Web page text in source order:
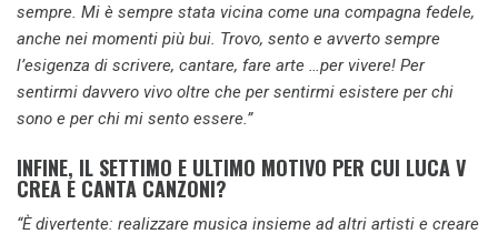
sempre. Mi è sempre stata vicina come una compagna fedele,
anche nei momenti più bui. Trovo, sento e avverto sempre
l’esigenza di scrivere, cantare, fare arte …per vivere! Per
sentirmi davvero vivo oltre che per sentirmi esistere per chi
sono e per chi mi sento essere.”
INFINE, IL SETTIMO E ULTIMO MOTIVO PER CUI LUCA V
CREA E CANTA CANZONI?
“È divertente: realizzare musica insieme ad altri artisti e creare